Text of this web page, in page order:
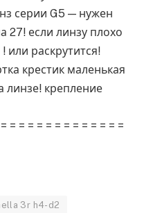
серии G5 — нужен
27! если линзу плохо
или раскрутится!
крестик маленькая
линзе! крепление
= = = = = = = = = = = = =
3r h4-d2